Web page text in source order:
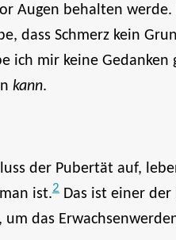
Augen behalten
dass Schmerz kein
ich mir keine Gedanken
kann.
der Pubertät auf,
ist.2 Das ist einer
das